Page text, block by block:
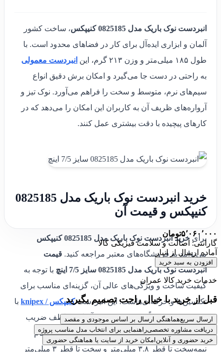
انبردست نوک باریک مدل 0825185 کنیپکس
، ساخت کشور
آلمان و ابزاری ایده‌آل برای کار در فضاهای محدود است. با
طول ۱۸۵ میلی‌متر و وزن ۲۱۳ گرم، این
انبردست معمولی
به راحتی در دست جا می‌گیرد و امکان برش دقیق انواع
سیم‌های نرم، متوسط و سخت را فراهم می‌آورد. نوک تیز و
آرواره‌های ظریف آن به کاربران این امکان را می‌دهد که در
کارهای پیچیده با دقت بیشتری عمل کنند.
خرید انبردست نوک باریک مدل 0825185
کنیپکس و قیمت آن
برای خرید انبردست نوک باریک مدل 0825185 کنیپکس
می‌توانید به فروشگاه‌های معتبر مراجعه کنید. قیمت
انبردست نوک باریک مدل 0825185 سایز 7/5 اینچ
با توجه به
کیفیت ساخت و ویژگی‌های عالی آن، گزینه‌ای مناسب برای
تکنسین‌ها و حرفه‌ای‌هاست. این انبردستکنیپکس / knipex
با
سختی برش تقریباً ۶۱ HRC و برش آسان به لطف ضریب
انتقال نیروی بالا، عملکرد فوق‌العاده‌ای در برش اجسام
نیمه‌سخت تا قطر ۳.۸ میلی‌متر و سخت تا قطر ۳ میلی‌متر
۵٬۰۶۰٬۰۰۰تومان
گارانتی: اصالت و سلامت فیزیکی کالا
آماده ارسال از انبار
افزودن به سبد خرید
خدمات خرید کالا عمران
قبل از خرید با خیال راحت تصمیم بگیرید
ارسال سریعهماهنگی ارسال بر اساس موجودی و مقصد
دریافت مشاوره تخصصیراهنمایی برای انتخاب مدل مناسب پروژه
خرید حضوری و آنلاین امکان خرید از سایت یا هماهنگی حضوری